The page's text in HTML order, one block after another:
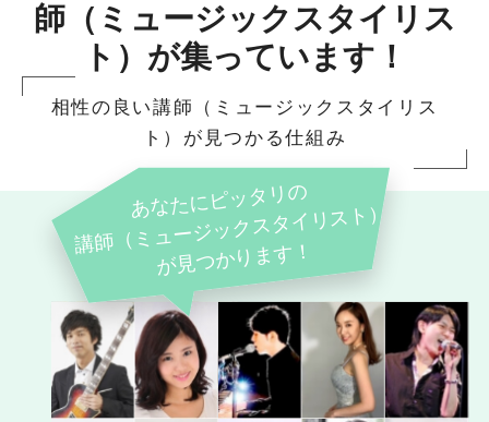
師（ミュージックスタイリス
ト）が集っています！
相性の良い講師（ミュージックスタイリス
ト）が見つかる仕組み